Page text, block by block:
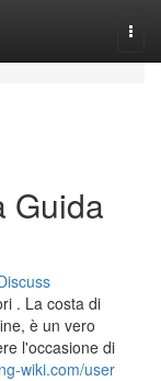
Guida
. La costa di
è un vero
l'occasione di
wiki.com/user